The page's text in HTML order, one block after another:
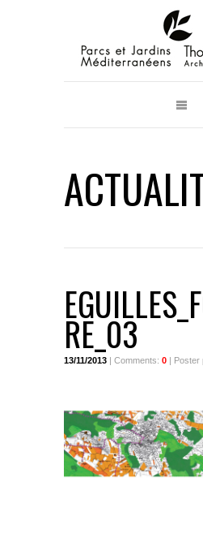
RE_03
13/11/2013 | Comments: 0 | Poster